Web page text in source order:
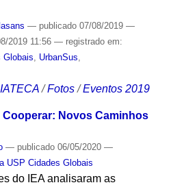
— publicado07/08/2019 —
2019 11:56 — registrado em:
Globais
UrbanSus
/Fotos /Eventos 2019
Cooperar: Novos Caminhos
— publicado06/05/2020 —
USP Cidades Globais
do IEA analisaram as